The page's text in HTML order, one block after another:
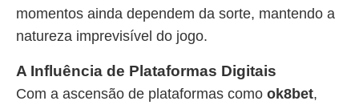
momentos ainda dependem da sorte, mantendo a
natureza imprevisível do jogo.
A Influência de Plataformas Digitais
Com a ascensão de plataformas como ok8bet,